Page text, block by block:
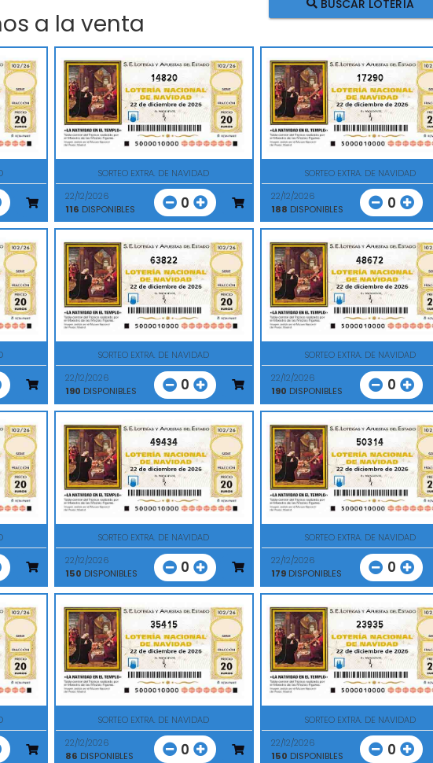
a la venta
BUSCAR LOTERÍA
14820
SORTEO EXTRA. DE NAVIDAD
22/12/2026
116 DISPONIBLES 0
17290
SORTEO EXTRA. DE NAVIDAD
22/12/2026
188 DISPONIBLES 0
63822
SORTEO EXTRA. DE NAVIDAD
22/12/2026
190 DISPONIBLES 0
48672
SORTEO EXTRA. DE NAVIDAD
22/12/2026
190 DISPONIBLES 0
49434
SORTEO EXTRA. DE NAVIDAD
22/12/2026
150 DISPONIBLES 0
50314
SORTEO EXTRA. DE NAVIDAD
22/12/2026
179 DISPONIBLES 0
35415
SORTEO EXTRA. DE NAVIDAD
22/12/2026
86 DISPONIBLES 0
23935
SORTEO EXTRA. DE NAVIDAD
22/12/2026
150 DISPONIBLES 0